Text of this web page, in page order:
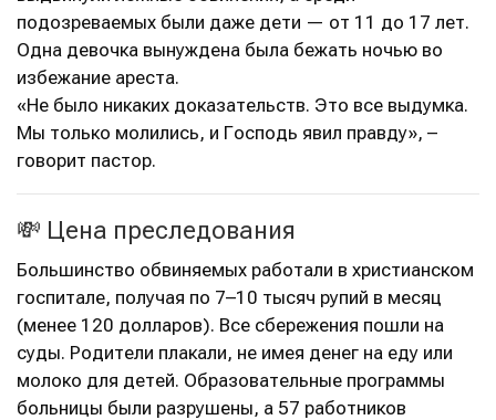
подозреваемых были даже дети — от 11 до 17 лет.
Одна девочка вынуждена была бежать ночью во
избежание ареста.
«Не было никаких доказательств. Это все выдумка.
Мы только молились, и Господь явил правду», –
говорит пастор.
💸 Цена преследования
Большинство обвиняемых работали в христианском
госпитале, получая по 7–10 тысяч рупий в месяц
(менее 120 долларов). Все сбережения пошли на
суды. Родители плакали, не имея денег на еду или
молоко для детей. Образовательные программы
больницы были разрушены, а 57 работников